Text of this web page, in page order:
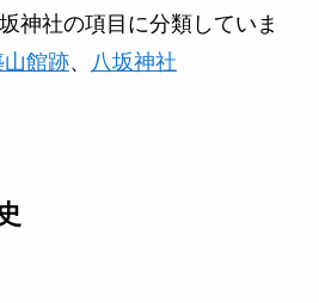
神社の項目に分類していま
山館跡、 八坂神社